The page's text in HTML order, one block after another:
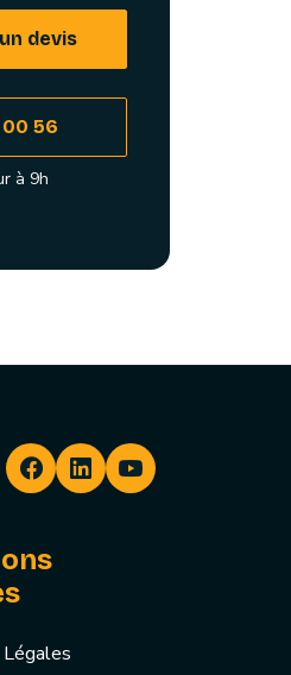
devis
56
à 9h